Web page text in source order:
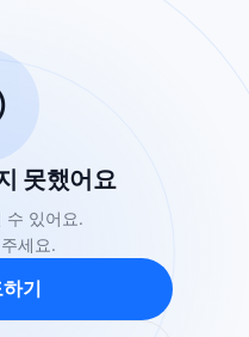
못했어요
수 있어요.
세요.
기